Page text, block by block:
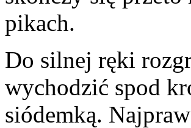
pikach.
Do silnej ręki
wychodzić spod
siódemką.